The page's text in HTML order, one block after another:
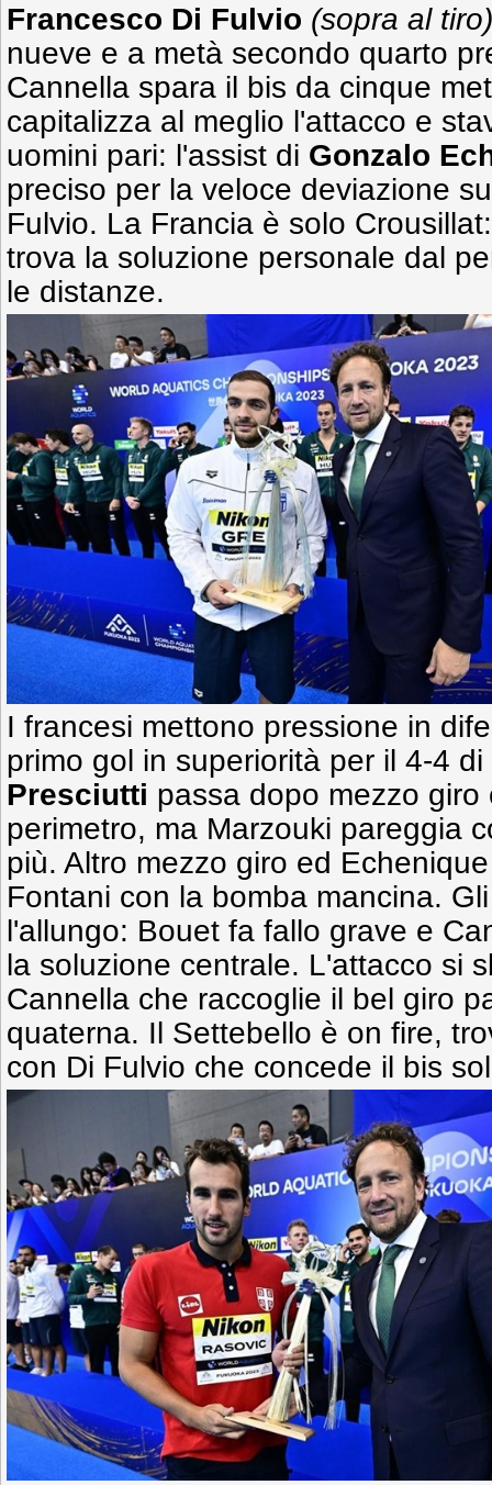
Francesco Di Fulvio (sopra al tiro)
nueve e a metà secondo quarto
Cannella spara il bis da cinque
capitalizza al meglio l'attacco e
uomini pari: l'assist di Gonzalo
preciso per la veloce deviazione
Fulvio. La Francia è solo
trova la soluzione personale dal
le distanze.
I francesi mettono pressione in
primo gol in superiorità per il 4-4
Presciutti passa dopo mezzo
perimetro, ma Marzouki pareggia
più. Altro mezzo giro ed
Fontani con la bomba mancina.
l'allungo: Bouet fa fallo grave e
la soluzione centrale. L'attacco si
Cannella che raccoglie il bel giro
quaterna. Il Settebello è on fire,
con Di Fulvio che concede il bis